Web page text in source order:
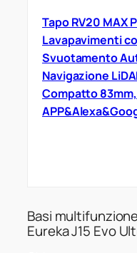
Tapo RV20 MAX
Lavapavimenti
Svuotamento
Navigazione
Compatto
Basi
Eureka J15 Evo